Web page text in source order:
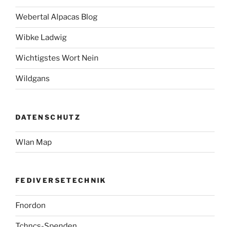
Webertal Alpacas Blog
Wibke Ladwig
Wichtigstes Wort Nein
Wildgans
DATENSCHUTZ
Wlan Map
FEDIVERSETECHNIK
Fnordon